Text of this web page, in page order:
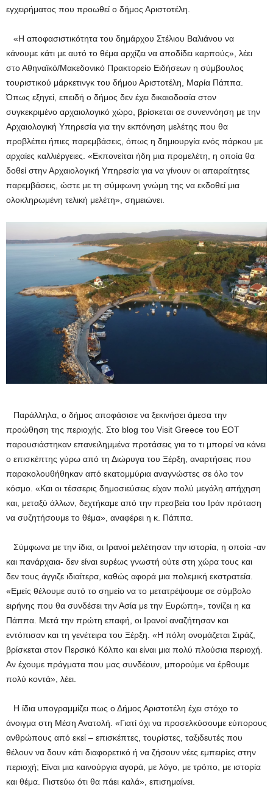
εγχειρήματος που προωθεί ο δήμος Αριστοτέλη.
«Η αποφασιστικότητα του δημάρχου Στέλιου Βαλιάνου να
κάνουμε κάτι με αυτό το θέμα αρχίζει να αποδίδει καρπούς», λέει
στο Αθηναϊκό/Μακεδονικό Πρακτορείο Ειδήσεων η σύμβουλος
τουριστικού μάρκετινγκ του δήμου Αριστοτέλη, Μαρία Πάππα.
Όπως εξηγεί, επειδή ο δήμος δεν έχει δικαιοδοσία στον
συγκεκριμένο αρχαιολογικό χώρο, βρίσκεται σε συνεννόηση με την
Αρχαιολογική Υπηρεσία για την εκπόνηση μελέτης που θα
προβλέπει ήπιες παρεμβάσεις, όπως η δημιουργία ενός πάρκου με
αρχαίες καλλιέργειες. «Εκπονείται ήδη μια προμελέτη, η οποία θα
δοθεί στην Αρχαιολογική Υπηρεσία για να γίνουν οι απαραίτητες
παρεμβάσεις, ώστε με τη σύμφωνη γνώμη της να εκδοθεί μια
ολοκληρωμένη τελική μελέτη», σημειώνει.
Παράλληλα, ο δήμος αποφάσισε να ξεκινήσει άμεσα την
προώθηση της περιοχής. Στο blog του Visit Greece του ΕΟΤ
παρουσιάστηκαν επανειλημμένα προτάσεις για το τι μπορεί να κάνει
ο επισκέπτης γύρω από τη Διώρυγα του Ξέρξη, αναρτήσεις που
παρακολουθήθηκαν από εκατομμύρια αναγνώστες σε όλο τον
κόσμο. «Και οι τέσσερις δημοσιεύσεις είχαν πολύ μεγάλη απήχηση
και, μεταξύ άλλων, δεχτήκαμε από την πρεσβεία του Ιράν πρόταση
να συζητήσουμε το θέμα», αναφέρει η κ. Πάππα.
Σύμφωνα με την ίδια, οι Ιρανοί μελέτησαν την ιστορία, η οποία -αν
και πανάρχαια- δεν είναι ευρέως γνωστή ούτε στη χώρα τους και
δεν τους άγγιζε ιδιαίτερα, καθώς αφορά μια πολεμική εκστρατεία.
«Εμείς θέλουμε αυτό το σημείο να το μετατρέψουμε σε σύμβολο
ειρήνης που θα συνδέσει την Ασία με την Ευρώπη», τονίζει η κα
Πάππα. Μετά την πρώτη επαφή, οι Ιρανοί αναζήτησαν και
εντόπισαν και τη γενέτειρα του Ξέρξη. «Η πόλη ονομάζεται Σιράζ,
βρίσκεται στον Περσικό Κόλπο και είναι μια πολύ πλούσια περιοχή.
Αν έχουμε πράγματα που μας συνδέουν, μπορούμε να έρθουμε
πολύ κοντά», λέει.
Η ίδια υπογραμμίζει πως ο Δήμος Αριστοτέλη έχει στόχο το
άνοιγμα στη Μέση Ανατολή. «Γιατί όχι να προσελκύσουμε εύπορους
ανθρώπους από εκεί – επισκέπτες, τουρίστες, ταξιδευτές που
θέλουν να δουν κάτι διαφορετικό ή να ζήσουν νέες εμπειρίες στην
περιοχή; Είναι μια καινούργια αγορά, με λόγο, με τρόπο, με ιστορία
και θέμα. Πιστεύω ότι θα πάει καλά», επισημαίνει.